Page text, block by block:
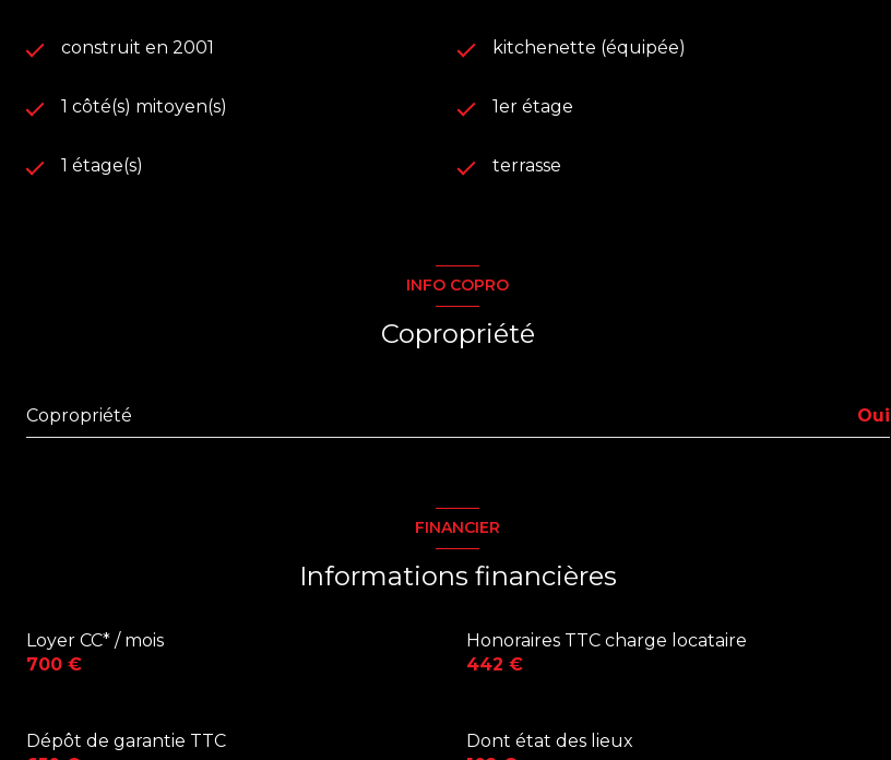
construit en 2001 kitchenette (équipée)
1 côté(s) mitoyen(s) 1er étage
1 étage(s) terrasse
INFO COPRO
Copropriété
Copropriété Oui
FINANCIER
Informations financières
Loyer CC* / mois
700 €
Honoraires TTC charge locataire
442 €
Dont état des lieux
Dépôt de garantie TTC